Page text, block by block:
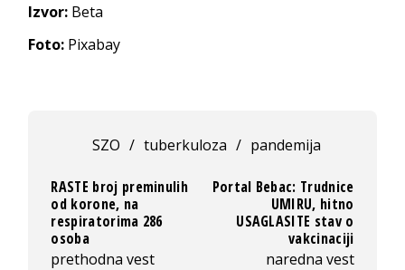
Izvor: Beta
Foto: Pixabay
SZO / tuberkuloza / pandemija
RASTE broj preminulih
od korone, na
respiratorima 286
osoba
prethodna vest
Portal Bebac: Trudnice
UMIRU, hitno
USAGLASITE stav o
vakcinaciji
naredna vest